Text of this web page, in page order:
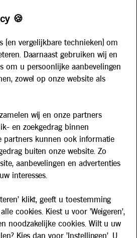
en blijf op de hoogte van
🍪
(en vergelijkbare technieken) om
Daarnaast gebruiken wij en
om u persoonlijke aanbevelingen
zowel op onze website als
wij en onze partners
en zoekgedrag binnen
partners kunnen ook informatie
buiten onze website. Zo
aanbevelingen en advertenties
interesses.
klikt, geeft u toestemming
cookies. Kiest u voor 'Weigeren',
noodzakelijke cookies. Wilt u uw
Kies dan voor 'Instellingen'. U